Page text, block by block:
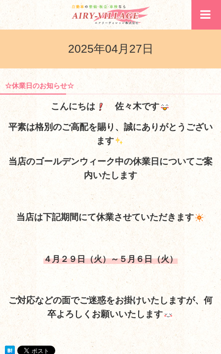
2025年04月27日
☆休業日のお知らせ☆
こんにちは 佐々木です
平素は格別のご高配を賜り、誠にありがとうござい
ます
当店のゴールデンウィーク中の休業日についてご案
内いたします
当店は下記期間にて休業させていただきます
４月２９日（火）～５月６日（火）
ご対応などの面でご迷惑をお掛けいたしますが、何
卒よろしくお願いいたします